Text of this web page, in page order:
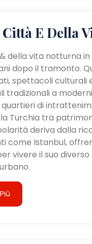
E Della
della vita notturna
dopo il tramonto.
spettacoli culturali
tradizionali a
di
Turchia tra
deriva dalla
come Istanbul,
vivere il suo